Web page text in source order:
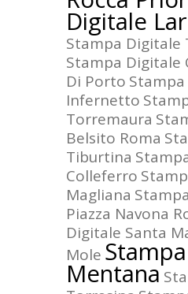
Digitale
Stampa Digitale
Stampa Digitale
Di Porto
Infernetto
Torremaura
Belsito Roma
Tiburtina
Colleferro
Magliana
Piazza Navona
Digitale Santa
Mole
Mentana